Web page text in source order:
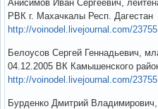
Анисимов Иван Сергеевич,
РВК г. Махачкалы Респ. Дагестан
http://voinodel.livejournal.com/
Белоусов Сергей Геннадьевич,
04.12.2005 ВК Камышенского
http://voinodel.livejournal.com/
Бурденко Дмитрий